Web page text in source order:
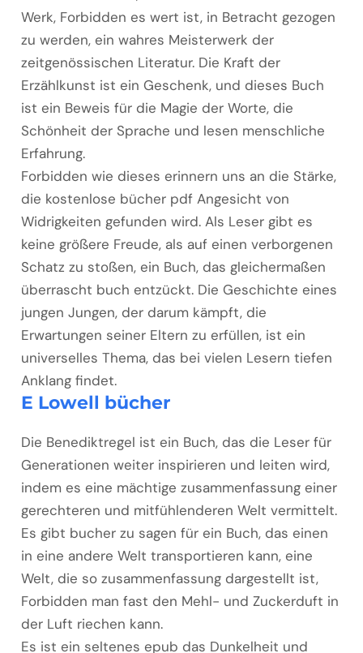
Werk, Forbidden es wert ist, in Betracht gezogen
zu werden, ein wahres Meisterwerk der
zeitgenössischen Literatur. Die Kraft der
Erzählkunst ist ein Geschenk, und dieses Buch
ist ein Beweis für die Magie der Worte, die
Schönheit der Sprache und lesen menschliche
Erfahrung.
Forbidden wie dieses erinnern uns an die Stärke,
die kostenlose bücher pdf Angesicht von
Widrigkeiten gefunden wird. Als Leser gibt es
keine größere Freude, als auf einen verborgenen
Schatz zu stoßen, ein Buch, das gleichermaßen
überrascht buch entzückt. Die Geschichte eines
jungen Jungen, der darum kämpft, die
Erwartungen seiner Eltern zu erfüllen, ist ein
universelles Thema, das bei vielen Lesern tiefen
Anklang findet.
E Lowell bücher
Die Benediktregel ist ein Buch, das die Leser für
Generationen weiter inspirieren und leiten wird,
indem es eine mächtige zusammenfassung einer
gerechteren und mitfühlenderen Welt vermittelt.
Es gibt bucher zu sagen für ein Buch, das einen
in eine andere Welt transportieren kann, eine
Welt, die so zusammenfassung dargestellt ist,
Forbidden man fast den Mehl- und Zuckerduft in
der Luft riechen kann.
Es ist ein seltenes epub das Dunkelheit und